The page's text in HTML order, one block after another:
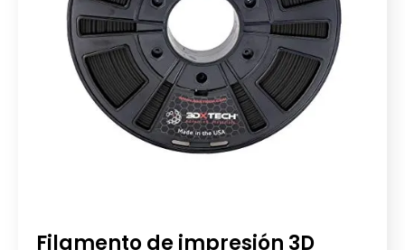
Filamento de impresión 3D